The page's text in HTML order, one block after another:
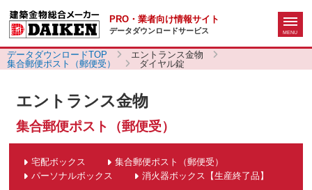
PRO・業者向け情報サイト
データダウンロードサービス
データダウンロードTOP
エントランス金物
集合郵便ポスト（郵便受）
ダイヤル錠
エントランス金物
集合郵便ポスト（郵便受）
宅配ボックス
集合郵便ポスト（郵便受）
パーソナルボックス
消火器ボックス【生産終了品】